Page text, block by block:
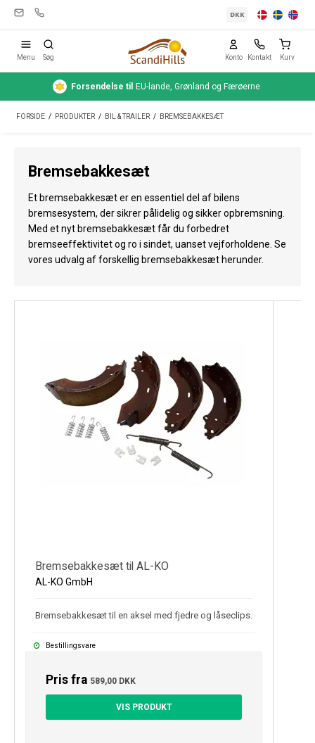
Campingudstyr
Telte
Rejseudstyr
Bil & trailer
Vand
Vejrstationer
Reservedele
DKK
Menu Søg Konto Kontakt Kurv
Forsendelse til EU-lande, Grønland og Færøerne
FORSIDE / PRODUKTER / BIL & TRAILER / BREMSEBAKKESÆT
Bremsebakkesæt
Et bremsebakkesæt er en essentiel del af bilens
bremsesystem, der sikrer pålidelig og sikker opbremsning.
Med et nyt bremsebakkesæt får du forbedret
bremseeffektivitet og ro i sindet, uanset vejforholdene. Se
vores udvalg af forskellig bremsebakkesæt herunder.
Bremsebakkesæt til AL-KO
AL-KO GmbH
Bremsebakkesæt til en aksel med fjedre og låseclips.
Bestillingsvare
Pris fra 589,00 DKK
VIS PRODUKT